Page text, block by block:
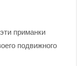
приманки
подвижного